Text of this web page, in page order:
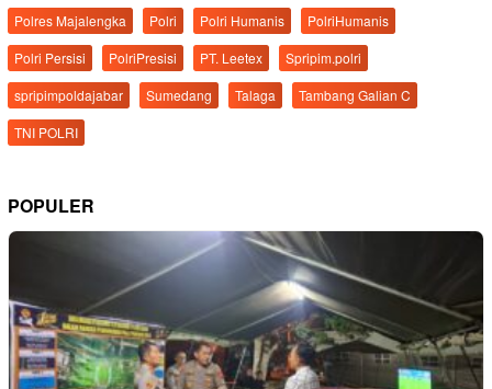
Polres Majalengka
Polri Polri Humanis
PolriHumanis
Polri Persisi
PolriPresisi PT. Leetex
Spripim.polri
spripimpoldajabar
Sumedang Talaga
Tambang Galian C
TNI POLRI
POPULER